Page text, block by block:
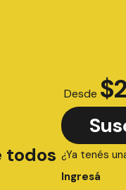
todos
Desde $
¿Ya tenés
Ingresá